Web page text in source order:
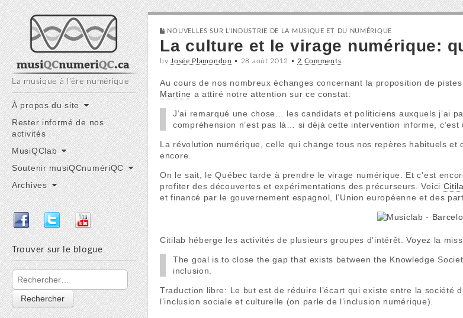
musiQC numériQC
La musique à l'ère numérique
Main
menu
Skip
to
content
À propos du site
Rester informé de nos
activités
MusiQClab
Soutenir musiQCnumériQC
Archives
Trouver sur le blogue
Rechercher :
NOUVELLES SUR L'INDUSTRIE DE LA MUSIQUE ET DU NUMÉRIQUE
La culture et le virage numérique:
by Josée Plamondon • 28 août 2012 • 2 Comments
Au cours de nos nombreux échanges concernant la proposition de pistes
Martine a attiré notre attention sur ce constat:
J’ai remarqué une chose… les candidats et politiciens auxquels
compréhension n’est pas là… si déjà cette intervention informe, c’est
La révolution numérique, celle qui change tous nos repères habituels
encore.
On le sait, le Québec tarde à prendre le virage numérique. Et c’est
profiter des découvertes et expérimentations des précurseurs. Voici
et financé par le gouvernement espagnol, l’Union européenne et des
Citilab héberge les activités de plusieurs groupes d’intérêt. Voyez la
The goal is to close the gap that exists between the Knowledge
inclusion.
Traduction libre: Le but est de réduire l’écart qui existe entre la
l’inclusion sociale et culturelle (on parle de l’inclusion numérique).